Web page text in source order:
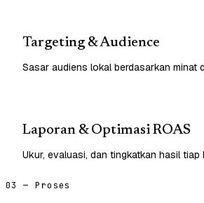
Targeting & Audience
Sasar audiens lokal berdasarkan minat
Laporan & Optimasi ROAS
Ukur, evaluasi, dan tingkatkan hasil tiap
03 — Proses